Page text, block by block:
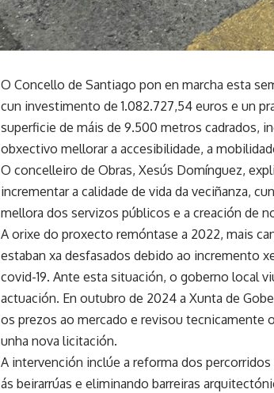
O Concello de Santiago pon en marcha esta
cun investimento de 1.082.727,54 euros e un
superficie de máis de 9.500 metros cadrados,
obxectivo mellorar a accesibilidade, a
O concelleiro de Obras, Xesús Domínguez,
incrementar a calidade de vida da veciñanza,
mellora dos servizos públicos e a creación de
A orixe do proxecto remóntase a 2022, mais
estaban xa desfasados debido ao incremento
covid-19. Ante esta situación, o goberno local
actuación. En outubro de 2024 a Xunta de
os prezos ao mercado e revisou
unha nova licitación.
A intervención inclúe a reforma dos
ás beirarrúas e eliminando barreiras